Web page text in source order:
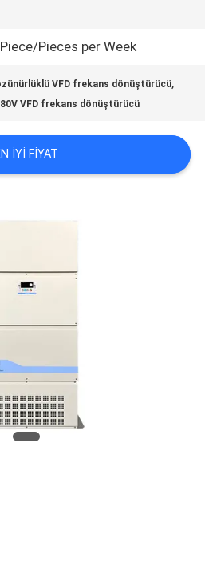
Pieces per Week
VFD frekans dönüştürücü,
VFD frekans dönüştürücü
IYI FIYAT